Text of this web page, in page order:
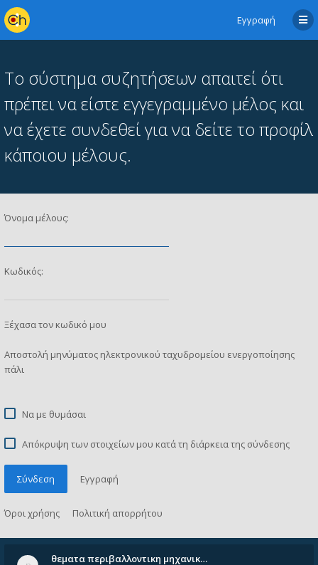
Εγγραφή
Το σύστημα συζητήσεων απαιτεί ότι
πρέπει να είστε εγγεγραμμένο μέλος και
να έχετε συνδεθεί για να δείτε το προφίλ
κάποιου μέλους.
Όνομα μέλους:
Κωδικός:
Ξέχασα τον κωδικό μου
Αποστολή μηνύματος ηλεκτρονικού ταχυδρομείου ενεργοποίησης
πάλι
Να με θυμάσαι
Απόκρυψη των στοιχείων μου κατά τη διάρκεια της σύνδεσης
Σύνδεση Εγγραφή
Όροι χρήσης Πολιτική απορρήτου
θεματα περιβαλλοντικη μηχανικ…